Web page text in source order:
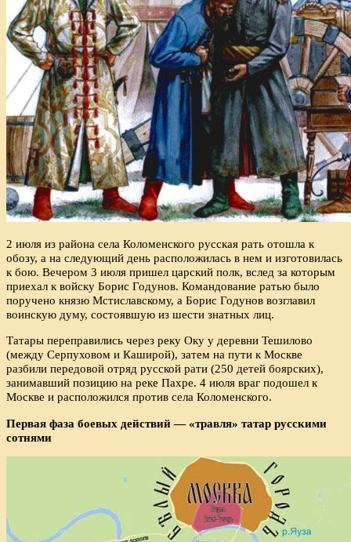
2 июля из района села Коломенского русская рать отошла к
обозу, а на следующий день расположилась в нем и изготовилась
к бою. Вечером 3 июля пришел царский полк, вслед за которым
приехал к войску Борис Годунов. Командование ратью было
поручено князю Мстиславскому, а Борис Годунов возглавил
воинскую думу, состоявшую из шести знатных лиц.
Татары переправились через реку Оку у деревни Тешилово
(между Серпуховом и Каширой), затем на пути к Москве
разбили передовой отряд русской рати (250 детей боярских),
занимавший позицию на реке Пахре. 4 июля враг подошел к
Москве и расположился против села Коломенского.
Первая фаза боевых действий — «травля» татар русскими
сотнями